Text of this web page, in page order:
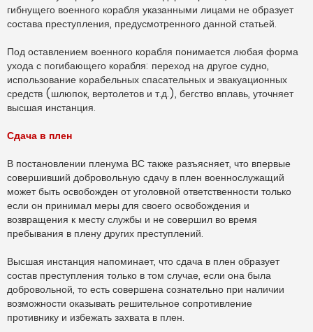
гибнущего военного корабля указанными лицами не образует
состава преступления, предусмотренного данной статьей.
Под оставлением военного корабля понимается любая форма
ухода с погибающего корабля: переход на другое судно,
использование корабельных спасательных и эвакуационных
средств (шлюпок, вертолетов и т.д.), бегство вплавь, уточняет
высшая инстанция.
Сдача в плен
В постановлении пленума ВС также разъясняет, что впервые
совершивший добровольную сдачу в плен военнослужащий
может быть освобожден от уголовной ответственности только
если он принимал меры для своего освобождения и
возвращения к месту службы и не совершил во время
пребывания в плену других преступлений.
Высшая инстанция напоминает, что сдача в плен образует
состав преступления только в том случае, если она была
добровольной, то есть совершена сознательно при наличии
возможности оказывать решительное сопротивление
противнику и избежать захвата в плен.